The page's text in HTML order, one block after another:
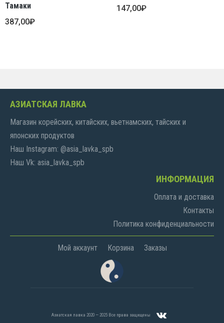
Тамаки
387,00₽
147,00₽
АЗИАТСКАЯ ЛАВКА
Магазин корейских, китайских, вьетнамских, тайских и
японских продуктов
Наш Instagram: @asia_lavka_spb
Наш Vk: asia_lavka_spb
ИНФОРМАЦИЯ
Оплата и доставка
Контакты
Политика конфиденциальности
Мой аккаунт Корзина Заказы
Азиатская лавка 2020 — 2025 Все права защищены